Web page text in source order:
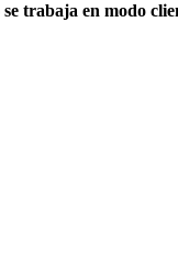
trabaja en modo